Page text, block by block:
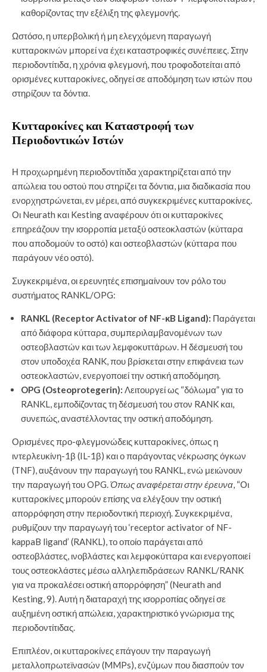
καθορίζοντας την εξέλιξη της φλεγμονής.
Ωστόσο, η υπερβολική ή μη ελεγχόμενη παραγωγή
κυτταροκινών μπορεί να έχει καταστροφικές συνέπειες. Στην
περιοδοντίτιδα, η χρόνια φλεγμονή, που τροφοδοτείται από
ορισμένες κυτταροκίνες, οδηγεί σε αποδόμηση των ιστών που
στηρίζουν τα δόντια.
Κυτταροκίνες και Καταστροφή των
Περιοδοντικών Ιστών
Η προχωρημένη περιοδοντίτιδα χαρακτηρίζεται από την
απώλεια του οστού που στηρίζει τα δόντια, μια διαδικασία που
ενορχηστρώνεται, εν μέρει, από συγκεκριμένες κυτταροκίνες.
Οι Neurath και Kesting αναφέρουν ότι οι κυτταροκίνες
επηρεάζουν την ισορροπία μεταξύ οστεοκλαστών (κύτταρα
που αποδομούν το οστό) και οστεοβλαστών (κύτταρα που
παράγουν νέο οστό).
Συγκεκριμένα, οι ερευνητές επισημαίνουν τον ρόλο του
συστήματος RANKL/OPG:
RANKL (Receptor Activator of NF-κB Ligand): Παράγεται
από διάφορα κύτταρα, συμπεριλαμβανομένων των
οστεοβλαστών και των λεμφοκυττάρων. Η δέσμευσή του
στον υποδοχέα RANK, που βρίσκεται στην επιφάνεια των
οστεοκλαστών, ενεργοποιεί την οστική αποδόμηση.
OPG (Osteoprotegerin): Λειτουργεί ως “δόλωμα” για το
RANKL, εμποδίζοντας τη δέσμευσή του στον RANK και,
συνεπώς, αναστέλλοντας την οστική αποδόμηση.
Ορισμένες προ-φλεγμονώδεις κυτταροκίνες, όπως η
ιντερλευκίνη-1β (IL-1β) και ο παράγοντας νέκρωσης όγκων
(TNF), αυξάνουν την παραγωγή του RANKL, ενώ μειώνουν
την παραγωγή του OPG.Όπως αναφέρεται στην έρευνα, “Οι
κυτταροκίνες μπορούν επίσης να ελέγξουν την οστική
απορρόφηση στην περιοδοντική περιοχή. Συγκεκριμένα,
ρυθμίζουν την παραγωγή του ‘receptor activator of NF-
kappaB ligand’ (RANKL), το οποίο παράγεται από
οστεοβλάστες, ινοβλάστες και λεμφοκύτταρα και ενεργοποιεί
τους οστεοκλάστες μέσω αλληλεπιδράσεων RANKL/RANK
για να προκαλέσει οστική απορρόφηση” (Neurath and
Kesting, 9). Αυτή η διαταραχή της ισορροπίας οδηγεί σε
αυξημένη οστική απώλεια, χαρακτηριστικό γνώρισμα της
περιοδοντίτιδας.
Επιπλέον, οι κυτταροκίνες επάγουν την παραγωγή
μεταλλοπρωτεϊνασών (MMPs), ενζύμων που διασπούν τον